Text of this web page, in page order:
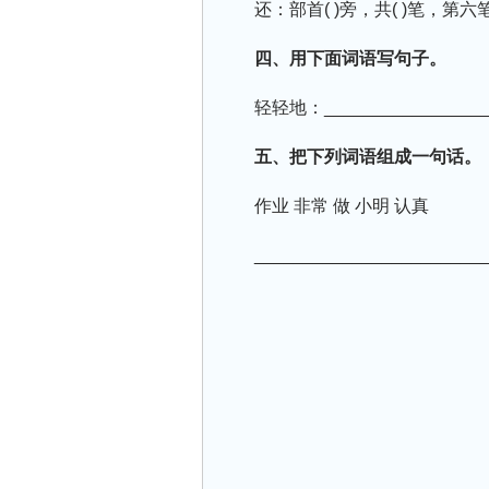
还：部首( )旁，共( )笔，第六
四、用下面词语写句子。
轻轻地：
五、把下列词语组成一句话。
作业 非常 做 小明 认真